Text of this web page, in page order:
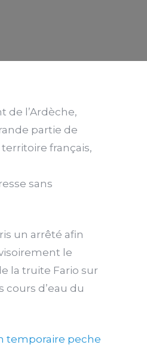
de l’Ardèche,
partie de
territoire français,
sans
un arrêté afin
le
la truite Fario sur
cours d’eau du
temporaire peche